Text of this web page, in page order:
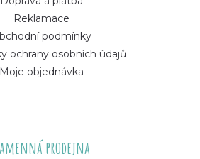
Reklamace
podmínky
ochrany osobních údajů
Moje objednávka
prodejna